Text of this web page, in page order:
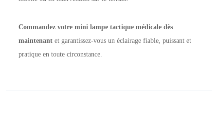
Commandez votre mini lampe tactique médicale dès
maintenant et garantissez-vous un éclairage fiable, puissant et
pratique en toute circonstance.